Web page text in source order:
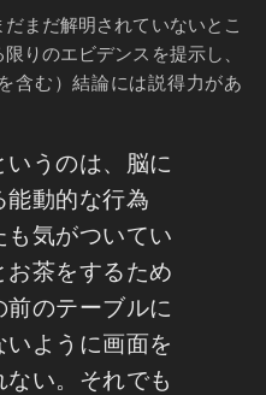
まだ解明されていないとこ
りのエビデンスを提示し、
含む）結論には説得力があ
うのは、脳に
動的な行為
気がついてい
茶をするため
のテーブルに
ように画面を
い。それでも